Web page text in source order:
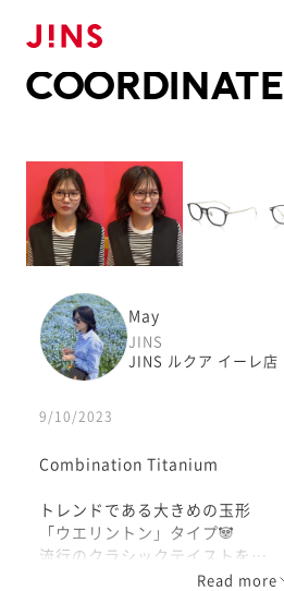
COORDINATE
May
JINS
JINS ルクア イーレ店
9/10/2023
Combination Titanium
トレンドである大きめの玉形
「ウエリントン」タイプ🐼
流行のクラシックテイストを
繊細なラインで実現したRead more